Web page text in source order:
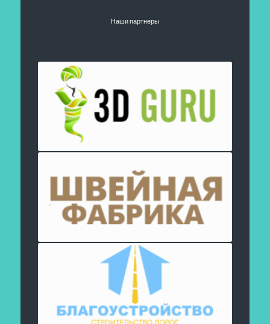
Наши партнеры